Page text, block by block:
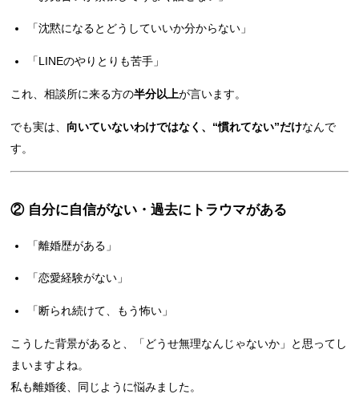
「沈黙になるとどうしていいか分からない」
「LINEのやりとりも苦手」
これ、相談所に来る方の半分以上が言います。
でも実は、 向いていないわけではなく、“慣れてない”だけなんで
す。
② 自分に自信がない・過去にトラウマがある
「離婚歴がある」
「恋愛経験がない」
「断られ続けて、もう怖い」
こうした背景があると、「どうせ無理なんじゃないか」と思ってし
まいますよね。
私も離婚後、同じように悩みました。